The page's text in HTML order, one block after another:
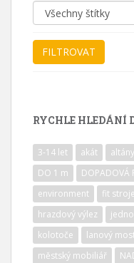
RYCHLE HLEDÁNÍ
3-14 let akát altány
DO 1 m
DOPADOVÁ
environment
fit stroje
hrazdový výlez
kolotoče
lanový
městský mobiliář